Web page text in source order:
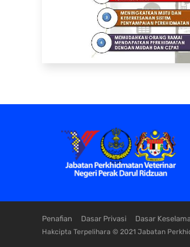
Penafian Dasar Privasi Dasar
Hakcipta Terpelihara © 2021 Jabatan